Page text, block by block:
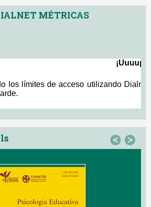
MÉTRICAS
< >